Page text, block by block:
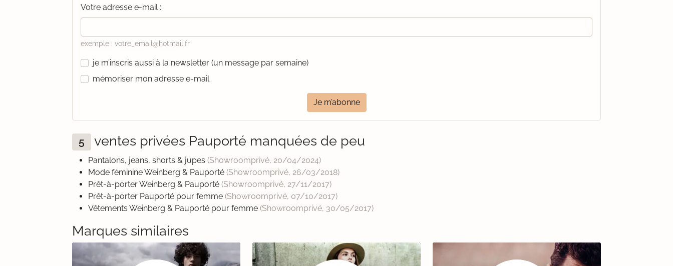
Votre adresse e-mail :
exemple : votre_email@hotmail.fr
je m’inscris aussi à la newsletter (un message par semaine)
mémoriser mon adresse e-mail
Je m’abonne
5 ventes privées Pauporté manquées de peu
Pantalons, jeans, shorts & jupes (Showroomprivé, 20/04/2024)
Mode féminine Weinberg & Pauporté (Showroomprivé, 26/03/2018)
Prêt-à-porter Weinberg & Pauporté (Showroomprivé, 27/11/2017)
Prêt-à-porter Pauporté pour femme (Showroomprivé, 07/10/2017)
Vêtements Weinberg & Pauporté pour femme (Showroomprivé, 30/05/2017)
Marques similaires